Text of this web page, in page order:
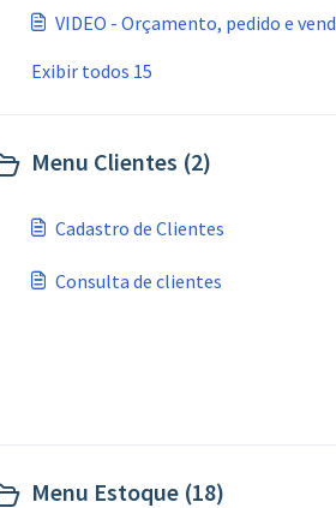
VIDEO - Orçamento, pedido e
Exibir todos 15
Menu Clientes (2)
Cadastro de Clientes
Consulta de clientes
Menu Estoque (18)